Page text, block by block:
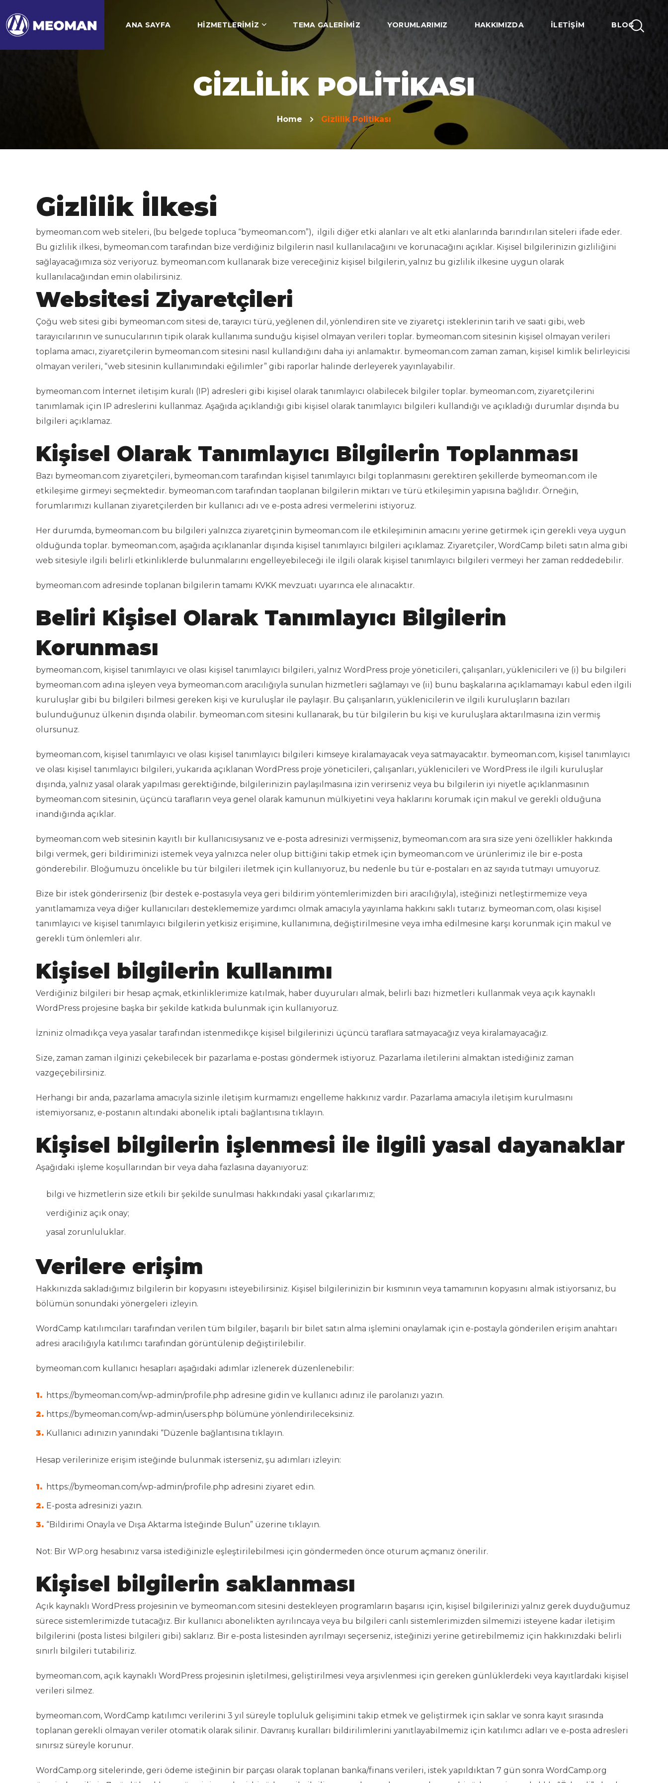
ANA SAYFA HIZMETLERIMIZ TEMA GALERIMIZ YORUMLARIMIZ HAKKIMIZDA İLETIŞIM BLOG
GIZLILIK POLITIKASI
Home Gizlilik Politikası
Gizlilik İlkesi
bymeoman.com web siteleri, (bu belgede topluca “bymeoman.com”), ilgili diğer etki alanları ve alt etki alanlarında barındırılan siteleri ifade eder.
Bu gizlilik ilkesi, bymeoman.com tarafından bize verdiğiniz bilgilerin nasıl kullanılacağını ve korunacağını açıklar. Kişisel bilgilerinizin gizliliğini
sağlayacağımıza söz veriyoruz. bymeoman.com kullanarak bize vereceğiniz kişisel bilgilerin, yalnız bu gizlilik ilkesine uygun olarak
kullanılacağından emin olabilirsiniz.
Websitesi Ziyaretçileri
Çoğu web sitesi gibi bymeoman.com sitesi de, tarayıcı türü, yeğlenen dil, yönlendiren site ve ziyaretçi isteklerinin tarih ve saati gibi, web
tarayıcılarının ve sunucularının tipik olarak kullanıma sunduğu kişisel olmayan verileri toplar. bymeoman.com sitesinin kişisel olmayan verileri
toplama amacı, ziyaretçilerin bymeoman.com sitesini nasıl kullandığını daha iyi anlamaktır. bymeoman.com zaman zaman, kişisel kimlik belirleyicisi
olmayan verileri, “web sitesinin kullanımındaki eğilimler” gibi raporlar halinde derleyerek yayınlayabilir.
bymeoman.com İnternet iletişim kuralı (IP) adresleri gibi kişisel olarak tanımlayıcı olabilecek bilgiler toplar. bymeoman.com, ziyaretçilerini
tanımlamak için IP adreslerini kullanmaz. Aşağıda açıklandığı gibi kişisel olarak tanımlayıcı bilgileri kullandığı ve açıkladığı durumlar dışında bu
bilgileri açıklamaz.
Kişisel Olarak Tanımlayıcı Bilgilerin Toplanması
Bazı bymeoman.com ziyaretçileri, bymeoman.com tarafından kişisel tanımlayıcı bilgi toplanmasını gerektiren şekillerde bymeoman.com ile
etkileşime girmeyi seçmektedir. bymeoman.com tarafından taoplanan bilgilerin miktarı ve türü etkileşimin yapısına bağlıdır. Örneğin,
forumlarımızı kullanan ziyaretçilerden bir kullanıcı adı ve e-posta adresi vermelerini istiyoruz.
Her durumda, bymeoman.com bu bilgileri yalnızca ziyaretçinin bymeoman.com ile etkileşiminin amacını yerine getirmek için gerekli veya uygun
olduğunda toplar. bymeoman.com, aşağıda açıklananlar dışında kişisel tanımlayıcı bilgileri açıklamaz. Ziyaretçiler, WordCamp bileti satın alma gibi
web sitesiyle ilgili belirli etkinliklerde bulunmalarını engelleyebileceği ile ilgili olarak kişisel tanımlayıcı bilgileri vermeyi her zaman reddedebilir.
bymeoman.com adresinde toplanan bilgilerin tamamı KVKK mevzuatı uyarınca ele alınacaktır.
Beliri Kişisel Olarak Tanımlayıcı Bilgilerin
Korunması
bymeoman.com, kişisel tanımlayıcı ve olası kişisel tanımlayıcı bilgileri, yalnız WordPress proje yöneticileri, çalışanları, yüklenicileri ve (i) bu bilgileri
bymeoman.com adına işleyen veya bymeoman.com aracılığıyla sunulan hizmetleri sağlamayı ve (ii) bunu başkalarına açıklamamayı kabul eden ilgili
kuruluşlar gibi bu bilgileri bilmesi gereken kişi ve kuruluşlar ile paylaşır. Bu çalışanların, yüklenicilerin ve ilgili kuruluşların bazıları
bulunduğunuz ülkenin dışında olabilir. bymeoman.com sitesini kullanarak, bu tür bilgilerin bu kişi ve kuruluşlara aktarılmasına izin vermiş
olursunuz.
bymeoman.com, kişisel tanımlayıcı ve olası kişisel tanımlayıcı bilgileri kimseye kiralamayacak veya satmayacaktır. bymeoman.com, kişisel tanımlayıcı
ve olası kişisel tanımlayıcı bilgileri, yukarıda açıklanan WordPress proje yöneticileri, çalışanları, yüklenicileri ve WordPress ile ilgili kuruluşlar
dışında, yalnız yasal olarak yapılması gerektiğinde, bilgilerinizin paylaşılmasına izin verirseniz veya bu bilgilerin iyi niyetle açıklanmasının
bymeoman.com sitesinin, üçüncü tarafların veya genel olarak kamunun mülkiyetini veya haklarını korumak için makul ve gerekli olduğuna
inandığında açıklar.
bymeoman.com web sitesinin kayıtlı bir kullanıcısıysanız ve e-posta adresinizi vermişseniz, bymeoman.com ara sıra size yeni özellikler hakkında
bilgi vermek, geri bildiriminizi istemek veya yalnızca neler olup bittiğini takip etmek için bymeoman.com ve ürünlerimiz ile bir e-posta
gönderebilir. Bloğumuzu öncelikle bu tür bilgileri iletmek için kullanıyoruz, bu nedenle bu tür e-postaları en az sayıda tutmayı umuyoruz.
Bize bir istek gönderirseniz (bir destek e-postasıyla veya geri bildirim yöntemlerimizden biri aracılığıyla), isteğinizi netleştirmemize veya
yanıtlamamıza veya diğer kullanıcıları desteklememize yardımcı olmak amacıyla yayınlama hakkını saklı tutarız. bymeoman.com, olası kişisel
tanımlayıcı ve kişisel tanımlayıcı bilgilerin yetkisiz erişimine, kullanımına, değiştirilmesine veya imha edilmesine karşı korunmak için makul ve
gerekli tüm önlemleri alır.
Kişisel bilgilerin kullanımı
Verdiğiniz bilgileri bir hesap açmak, etkinliklerimize katılmak, haber duyuruları almak, belirli bazı hizmetleri kullanmak veya açık kaynaklı
WordPress projesine başka bir şekilde katkıda bulunmak için kullanıyoruz.
İzniniz olmadıkça veya yasalar tarafından istenmedikçe kişisel bilgilerinizi üçüncü taraflara satmayacağız veya kiralamayacağız.
Size, zaman zaman ilginizi çekebilecek bir pazarlama e-postası göndermek istiyoruz. Pazarlama iletilerini almaktan istediğiniz zaman
vazgeçebilirsiniz.
Herhangi bir anda, pazarlama amacıyla sizinle iletişim kurmamızı engelleme hakkınız vardır. Pazarlama amacıyla iletişim kurulmasını
istemiyorsanız, e-postanın altındaki abonelik iptali bağlantısına tıklayın.
Kişisel bilgilerin işlenmesi ile ilgili yasal dayanaklar
Aşağıdaki işleme koşullarından bir veya daha fazlasına dayanıyoruz:
bilgi ve hizmetlerin size etkili bir şekilde sunulması hakkındaki yasal çıkarlarımız;
verdiğiniz açık onay;
yasal zorunluluklar.
Verilere erişim
Hakkınızda sakladığımız bilgilerin bir kopyasını isteyebilirsiniz. Kişisel bilgilerinizin bir kısmının veya tamamının kopyasını almak istiyorsanız, bu
bölümün sonundaki yönergeleri izleyin.
WordCamp katılımcıları tarafından verilen tüm bilgiler, başarılı bir bilet satın alma işlemini onaylamak için e-postayla gönderilen erişim anahtarı
adresi aracılığıyla katılımcı tarafından görüntülenip değiştirilebilir.
bymeoman.com kullanıcı hesapları aşağıdaki adımlar izlenerek düzenlenebilir:
https://bymeoman.com/wp-admin/profile.php adresine gidin ve kullanıcı adınız ile parolanızı yazın.
https://bymeoman.com/wp-admin/users.php bölümüne yönlendirileceksiniz.
Kullanıcı adınızın yanındaki “Düzenle bağlantısına tıklayın.
Hesap verilerinize erişim isteğinde bulunmak isterseniz, şu adımları izleyin:
https://bymeoman.com/wp-admin/profile.php adresini ziyaret edin.
E-posta adresinizi yazın.
“Bildirimi Onayla ve Dışa Aktarma İsteğinde Bulun” üzerine tıklayın.
Not: Bir WP.org hesabınız varsa istediğinizle eşleştirilebilmesi için göndermeden önce oturum açmanız önerilir.
Kişisel bilgilerin saklanması
Açık kaynaklı WordPress projesinin ve bymeoman.com sitesini destekleyen programların başarısı için, kişisel bilgilerinizi yalnız gerek duyduğumuz
sürece sistemlerimizde tutacağız. Bir kullanıcı abonelikten ayrılıncaya veya bu bilgileri canlı sistemlerimizden silmemizi isteyene kadar iletişim
bilgilerini (posta listesi bilgileri gibi) saklarız. Bir e-posta listesinden ayrılmayı seçerseniz, isteğinizi yerine getirebilmemiz için hakkınızdaki belirli
sınırlı bilgileri tutabiliriz.
bymeoman.com, açık kaynaklı WordPress projesinin işletilmesi, geliştirilmesi veya arşivlenmesi için gereken günlüklerdeki veya kayıtlardaki kişisel
verileri silmez.
bymeoman.com, WordCamp katılımcı verilerini 3 yıl süreyle topluluk gelişimini takip etmek ve geliştirmek için saklar ve sonra kayıt sırasında
toplanan gerekli olmayan veriler otomatik olarak silinir. Davranış kuralları bildirilimlerini yanıtlayabilmemiz için katılımcı adları ve e-posta adresleri
sınırsız süreyle korunur.
WordCamp.org sitelerinde, geri ödeme isteğinin bir parçası olarak toplanan banka/finans verileri, istek yapıldıktan 7 gün sonra WordCamp.org